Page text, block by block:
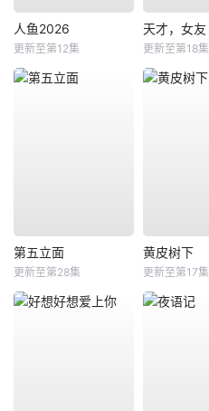
人鱼2026
更新至第12集
天才，女友
更新至第18集
第五立面
更新至第28集
黄皮树下
更新至第17集